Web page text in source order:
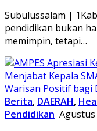
Subulussalam |
pendidikan bukan
memimpin, tetapi…
Berita, DAERAH,
Pendidikan Agustus